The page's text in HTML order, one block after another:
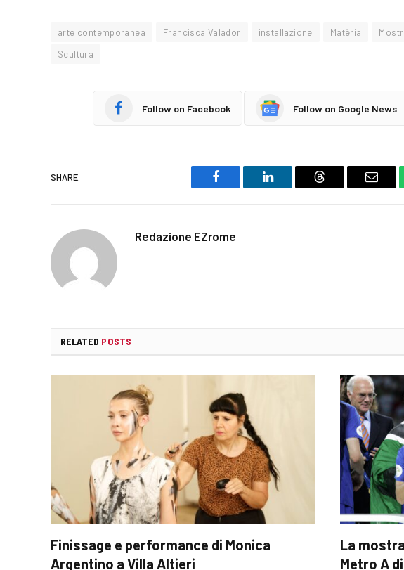
arte contemporanea Francisca Valador installazione Matèria
Scultura
Follow on Facebook Follow on Google News
SHARE.
Facebook LinkedIn Threads Email
Redazione EZrome
RELATED POSTS
Finissage e performance di Monica
Argentino a Villa Altieri
La
Metro A